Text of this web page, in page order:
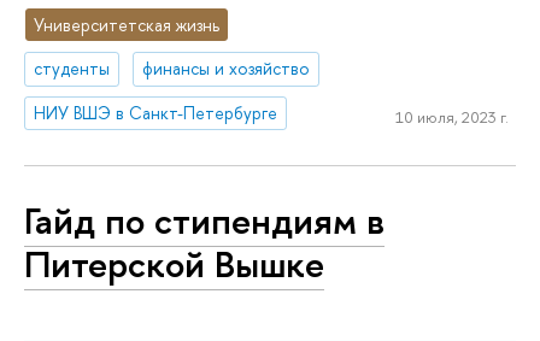
Университетская жизнь
студенты
финансы и хозяйство
НИУ ВШЭ в Санкт-Петербурге
10 июля, 2023 г.
Гайд по стипендиям в
Питерской Вышке